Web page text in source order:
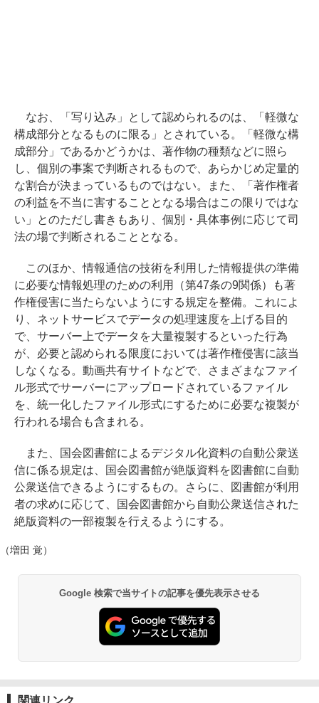
なお、「写り込み」として認められるのは、「軽微な
構成部分となるものに限る」とされている。「軽微な構
成部分」であるかどうかは、著作物の種類などに照ら
し、個別の事案で判断されるもので、あらかじめ定量的
な割合が決まっているものではない。また、「著作権者
の利益を不当に害することとなる場合はこの限りではな
い」とのただし書きもあり、個別・具体事例に応じて司
法の場で判断されることとなる。
このほか、情報通信の技術を利用した情報提供の準備
に必要な情報処理のための利用（第47条の9関係）も著
作権侵害に当たらないようにする規定を整備。これによ
り、ネットサービスでデータの処理速度を上げる目的
で、サーバー上でデータを大量複製するといった行為
が、必要と認められる限度においては著作権侵害に該当
しなくなる。動画共有サイトなどで、さまざまなファイ
ル形式でサーバーにアップロードされているファイル
を、統一化したファイル形式にするために必要な複製が
行われる場合も含まれる。
また、国会図書館によるデジタル化資料の自動公衆送
信に係る規定は、国会図書館が絶版資料を図書館に自動
公衆送信できるようにするもの。さらに、図書館が利用
者の求めに応じて、国会図書館から自動公衆送信された
絶版資料の一部複製を行えるようにする。
（増田 覚）
Google 検索で当サイトの記事を優先表示させる